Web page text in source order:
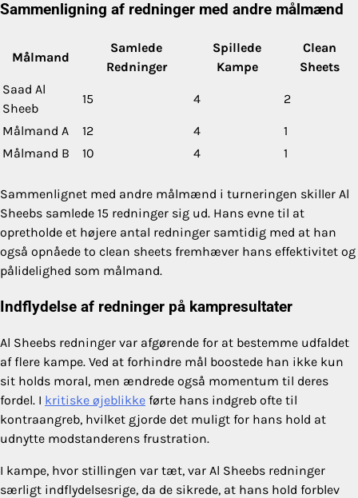
Sammenligning af redninger med andre målmænd
Målmand
Samlede
Redninger
Spillede
Kampe
Clean
Sheets
Saad Al
Sheeb
15 4 2
Målmand A 12 4
1
Målmand B
10 4 1
Sammenlignet med andre målmænd i turneringen skiller Al
Sheebs samlede 15 redninger sig ud. Hans evne til at
opretholde et højere antal redninger samtidig med at han
også opnåede to clean sheets fremhæver hans effektivitet og
pålidelighed som målmand.
Indflydelse af redninger på kampresultater
Al Sheebs redninger var afgørende for at bestemme udfaldet
af flere kampe. Ved at forhindre mål boostede han ikke kun
sit holds moral, men ændrede også momentum til deres
fordel. I kritiske øjeblikke førte hans indgreb ofte til
kontraangreb, hvilket gjorde det muligt for hans hold at
udnytte modstanderens frustration.
I kampe, hvor stillingen var tæt, var Al Sheebs redninger
særligt indflydelsesrige, da de sikrede, at hans hold forblev